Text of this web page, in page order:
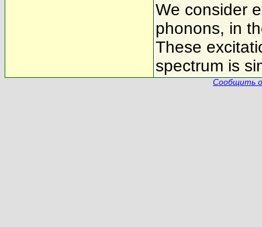
We consider
phonons, in
These
spectrum is
Сообщить о